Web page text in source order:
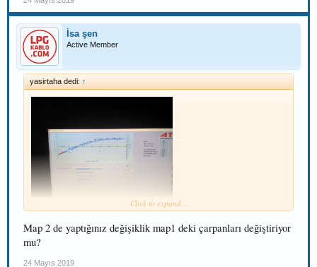
İsa şen
Active Member
yasirtaha dedi: ↑
Hava filtresini değişince kalibrasyon yaptım birde grafik kontrolü yaptım
Click to expand...
Map 2 de yaptığınız değişiklik map1 deki çarpanları değiştiriyor
mu?
24 Mayıs 2019